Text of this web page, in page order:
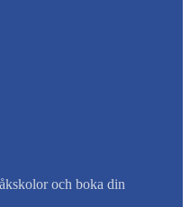
och boka din